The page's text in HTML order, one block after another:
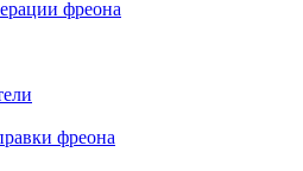
фреона
фреона